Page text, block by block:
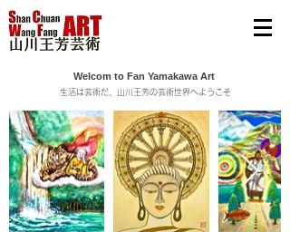
Welcom to Fan Yamakawa Art
生活は芸術だ、山川王芳の芸術世界へようこそ